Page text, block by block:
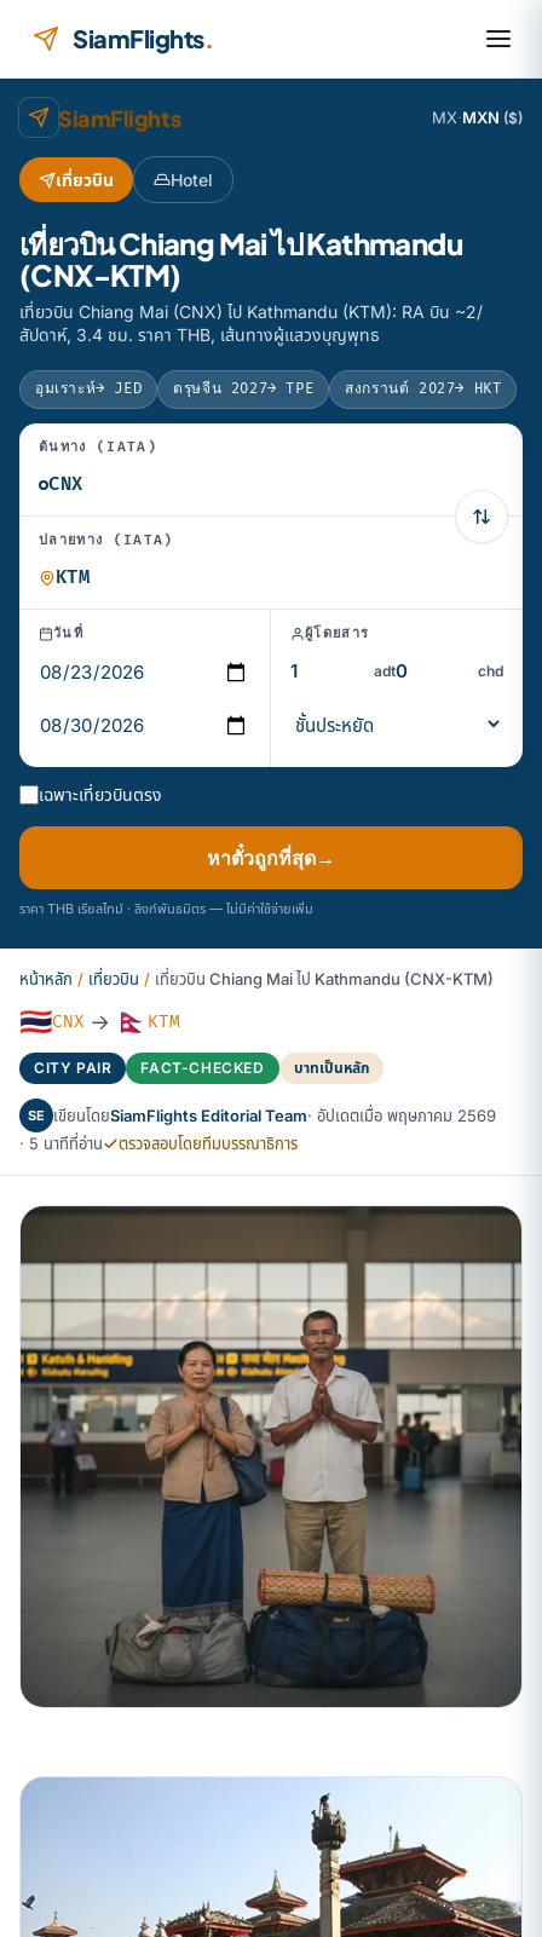
SiamFlights.
SiamFlights MX·MXN ($)
เที่ยวบิน Hotel
เที่ยวบิน Chiang Mai ไป Kathmandu
(CNX-KTM)
เที่ยวบิน Chiang Mai (CNX) ไป Kathmandu (KTM): RA บิน ~2/
สัปดาห์, 3.4 ชม. ราคา THB, เส้นทางผู้แสวงบุญพุทธ
อุมเราะห์→ JED ตรุษจีน 2027→ TPE สงกรานต์ 2027→ HKT
ต้นทาง (IATA)
ปลายทาง (IATA)
วันที่ ผู้โดยสาร
adt chd
เฉพาะเที่ยวบินตรง
หาตั๋วถูกที่สุด→
ราคา THB เรียลไทม์ · ลิงก์พันธมิตร — ไม่มีค่าใช้จ่ายเพิ่ม
หน้าหลัก / เที่ยวบิน / เที่ยวบิน Chiang Mai ไป Kathmandu (CNX-KTM)
🇹🇭CNX → 🇳🇵 KTM
CITY PAIR FACT-CHECKED บาทเป็นหลัก
SE เขียนโดยSiamFlights Editorial Team· อัปเดตเมื่อ พฤษภาคม 2569
· 5 นาทีที่อ่าน
ตรวจสอบโดยทีมบรรณาธิการ